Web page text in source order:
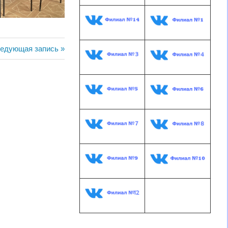
запись